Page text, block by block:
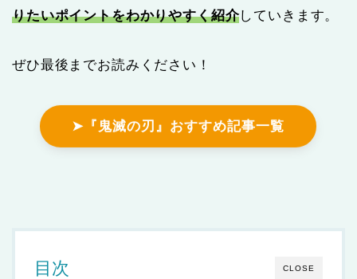
りたいポイントをわかりやすく紹介していきます。
ぜひ最後までお読みください！
➤『鬼滅の刃』おすすめ記事一覧
CLOSE
目次